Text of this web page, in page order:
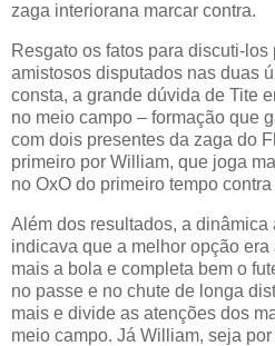
zaga interiorana marcar contra.
Resgato os fatos para discuti-
amistosos disputados nas duas
consta, a grande dúvida de Tite
no meio campo – formação que
com dois presentes da zaga do
primeiro por William, que joga
no OxO do primeiro tempo
Além dos resultados, a
indicava que a melhor opção
mais a bola e completa bem o
no passe e no chute de longa
mais e divide as atenções dos
meio campo. Já William, seja